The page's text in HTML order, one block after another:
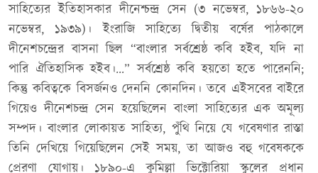
সাহিত্যের ইতিহাসকার দীনেশ্চন্দ্র সেন (৩ নভেম্বর, ১৮৬৬-২০
নভেম্বর, ১৯৩৯)। ইংরাজি সাহিত্যে দ্বিতীয় বর্ষের পাঠকালে
দীনেশচন্দ্রের বাসনা ছিল “বাংলার সর্বশ্রেষ্ঠ কবি হইব, যদি না
পারি ঐতিহাসিক হইব।…” সর্বশ্রেষ্ঠ কবি হয়তো হতে পারেননি;
কিন্তু কবিত্বকে বিসর্জনও দেননি কোনদিন। তবে এইসবের বাইরে
গিয়েও দীনেশচন্দ্র সেন হয়েছিলেন বাংলা সাহিত্যের এক অমূল্য
সম্পদ। বাংলার লোকায়ত সাহিত্য, পুঁথি নিয়ে যে গবেষণার রাস্তা
তিনি দেখিয়ে গিয়েছিলেন সেই সময়, তা আজও বহু গবেষককে
প্রেরণা যোগায়। ১৮৯০-এ কুমিল্লা ভিক্টোরিয়া স্কুলের প্রধান